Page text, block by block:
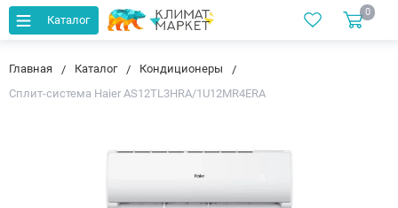
Каталог
0
Главная Каталог
Кондиционеры
Сплит-система Haier AS12TL3HRA/1U12MR4ERA